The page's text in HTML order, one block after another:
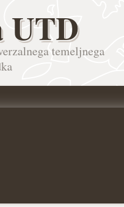
UTD
temeljnega